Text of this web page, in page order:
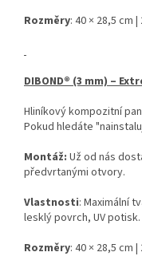
Rozměry: 40 × 28,5 cm
DIBOND® (3 mm) –
Hliníkový kompozitní
Pokud hledáte
Montáž: Už od nás
předvrtanými otvory.
Vlastnosti: Maximální
lesklý povrch, UV potisk.
Rozměry: 40 × 28,5 cm